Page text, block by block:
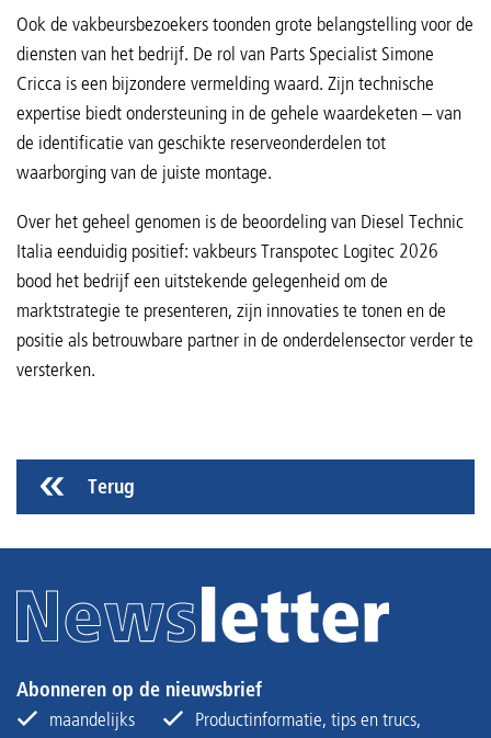
Ook de vakbeursbezoekers toonden grote belangstelling voor de
diensten van het bedrijf. De rol van Parts Specialist Simone
Cricca is een bijzondere vermelding waard. Zijn technische
expertise biedt ondersteuning in de gehele waardeketen – van
de identificatie van geschikte reserveonderdelen tot
waarborging van de juiste montage.
Over het geheel genomen is de beoordeling van Diesel Technic
Italia eenduidig positief: vakbeurs Transpotec Logitec 2026
bood het bedrijf een uitstekende gelegenheid om de
marktstrategie te presenteren, zijn innovaties te tonen en de
positie als betrouwbare partner in de onderdelensector verder te
versterken.
Terug
Abonneren op de nieuwsbrief
maandelijks
Productinformatie, tips en trucs,